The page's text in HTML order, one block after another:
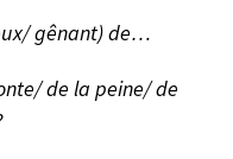
gênant) de…
de la peine/ de